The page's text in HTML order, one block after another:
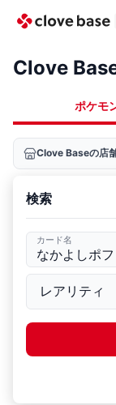
Clove
ポケモ
Clove Baseの店
検索
カード名